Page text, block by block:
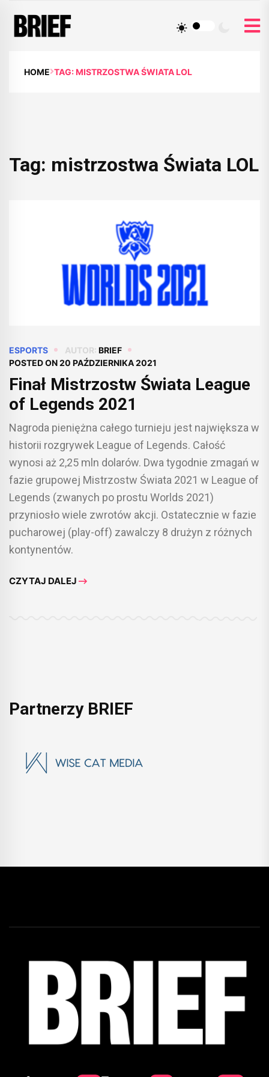
HOME TAG: MISTRZOSTWA ŚWIATA LOL
Tag: mistrzostwa Świata LOL
ESPORTS AUTOR: BRIEF
POSTED ON20 PAŹDZIERNIKA 2021
Finał Mistrzostw Świata League
of Legends 2021
Nagroda pieniężna całego turnieju jest największa w
historii rozgrywek League of Legends. Całość
wynosi aż 2,25 mln dolarów. Dwa tygodnie zmagań w
fazie grupowej Mistrzostw Świata 2021 w League of
Legends (zwanych po prostu Worlds 2021)
przyniosło wiele zwrotów akcji. Ostatecznie w fazie
pucharowej (play-off) zawalczy 8 drużyn z różnych
kontynentów.
CZYTAJ DALEJ
Partnerzy BRIEF